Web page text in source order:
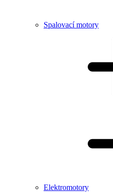
Spalovací motory
Elektromotory